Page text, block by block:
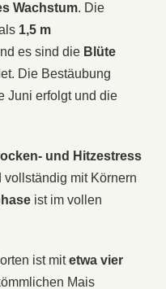
Wachstum. Die
1,5 m
es sind die Blüte
Die Bestäubung
Juni erfolgt und die
und Hitzestress
mit Körnern
ist im vollen
ist mitetwa vier
Mais